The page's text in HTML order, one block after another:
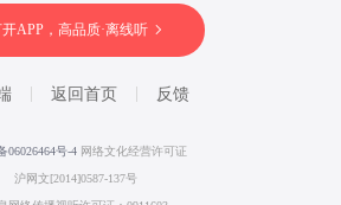
APP，高品质·离线听
返回首页 反馈
06026464号-4 网络文化经营许可证
沪网文[2014]0587-137号